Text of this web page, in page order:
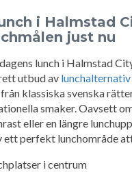
i Halmstad
just nu
lunch i Halmstad
utbud av lunchalternativ
från klassiska svenska
smaker. Oavsett
eller en längre
ett perfekt lunchområde
i centrum